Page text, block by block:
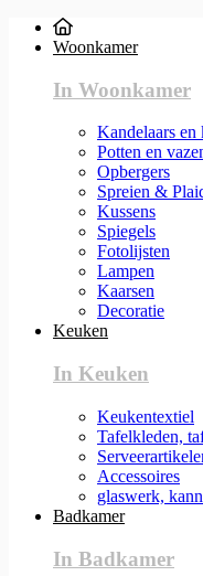
Woonkamer
In Woonkamer
Kandelaars en
Potten en
Opbergers
Spreien &
Kussens
Spiegels
Fotolijsten
Lampen
Kaarsen
Decoratie
Keuken
In Keuken
Keukentextiel
Tafelkleden,
Accessoires
glaswerk,
Badkamer
In Badkamer